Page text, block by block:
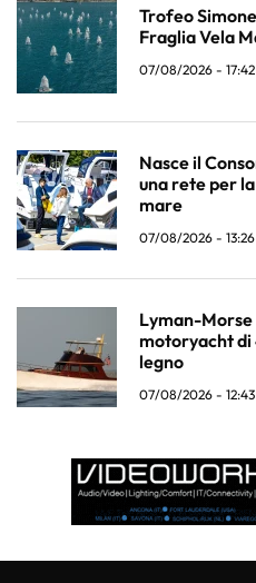
Trofeo
Fraglia Vela
07/08/2026 - 17:42
Nasce il
una rete per
mare
07/08/2026 - 13:26
Lyman-
motoryacht di
legno
07/08/2026 - 12:43